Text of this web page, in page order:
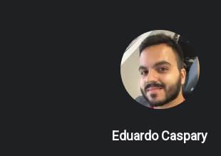
Eduardo Caspary